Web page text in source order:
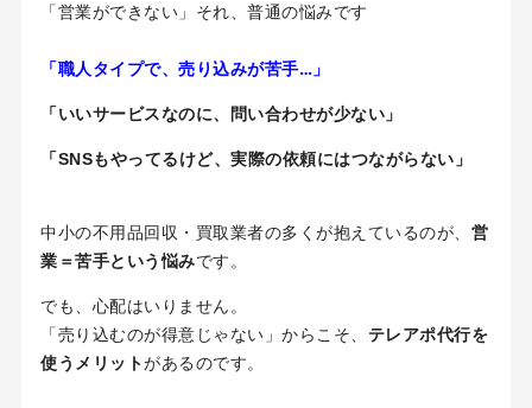
「営業ができない」それ、普通の悩みです
「職人タイプで、売り込みが苦手…」
「いいサービスなのに、問い合わせが少ない」
「SNSもやってるけど、実際の依頼にはつながらない」
中小の不用品回収・買取業者の多くが抱えているのが、 営
業＝苦手という悩みです。
でも、心配はいりません。
「売り込むのが得意じゃない」からこそ、 テレアポ代行を
使うメリットがあるのです。